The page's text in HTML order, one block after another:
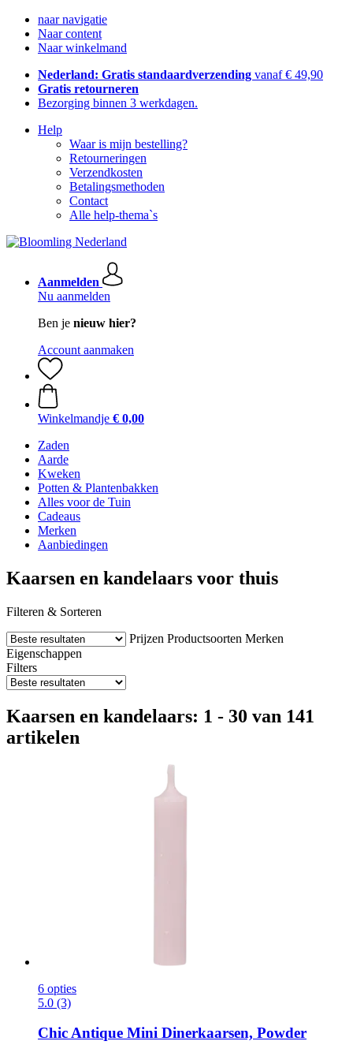
naar navigatie
Naar content
Naar winkelmand
Nederland: Gratis standaardverzending vanaf € 49,90
Gratis retourneren
Bezorging binnen 3 werkdagen.
Help
Waar is mijn bestelling?
Retourneringen
Verzendkosten
Betalingsmethoden
Contact
Alle help-thema`s
Aanmelden
Nu aanmelden
Ben je nieuw hier?
Account aanmaken
Winkelmandje € 0,00
Zaden
Aarde
Kweken
Potten & Plantenbakken
Alles voor de Tuin
Cadeaus
Merken
Aanbiedingen
Kaarsen en kandelaars voor thuis
Filteren & Sorteren
Prijzen Productsoorten Merken
Eigenschappen
Filters
Kaarsen en kandelaars: 1 - 30 van 141
artikelen
6 opties
5.0 (3)
Chic Antique Mini Dinerkaarsen, Powder